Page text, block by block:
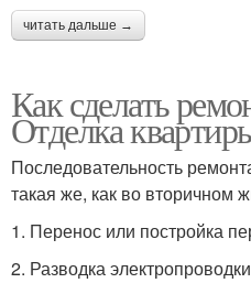
читать дальше →
Как сделать
Отделка
Последовательность
такая же, как во вторичном
1. Перенос или постройка
2. Разводка